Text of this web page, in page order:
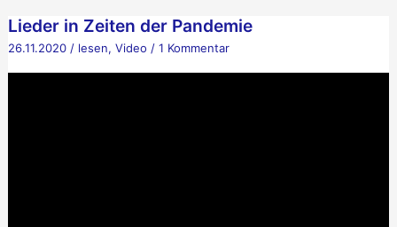
Zwei-
Lieder in Zeiten der Pandemie
26.11.2020/ lesen, Video / 1 Kommentar